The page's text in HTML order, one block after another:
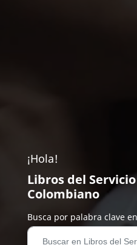
¡Hola!
Libros del
Colombiano
Busca por palabra clave